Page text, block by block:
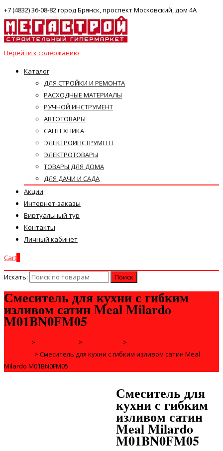
+7 (4832) 36-08-82 город Брянск, проспект Московский, дом 4А
Перейти к содержанию
Каталог
ДЛЯ СТРОЙКИ И РЕМОНТА
РАСХОДНЫЕ МАТЕРИАЛЫ
РУЧНОЙ ИНСТРУМЕНТ
АВТОТОВАРЫ
САНТЕХНИКА
ЭЛЕКТРОИНСТРУМЕНТ
ЭЛЕКТРОТОВАРЫ
ТОВАРЫ ДЛЯ ДОМА
ДЛЯ ДАЧИ И САДА
Акции
Интернет-заказы
Виртуальный тур
Контакты
Личный кабинет
Cart
Искать:
Смеситель для кухни с гибким
изливом сатин Meal Milardo
M01BN0FM05
> > >
> Смеситель для кухни с гибким изливом сатин Meal
Milardo M01BN0FM05
Смеситель для
кухни с гибким
изливом сатин
Meal Milardo
M01BN0FM05